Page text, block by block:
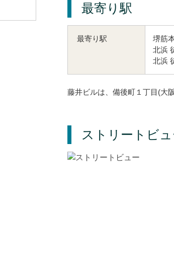
最寄り駅
最寄り駅 堺筋
北浜
北浜
藤井ビルは、備後町１丁目(大
ストリートビ